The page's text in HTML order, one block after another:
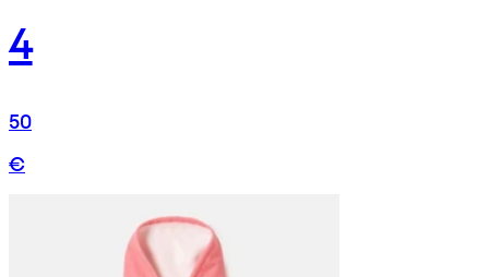
4
50
€